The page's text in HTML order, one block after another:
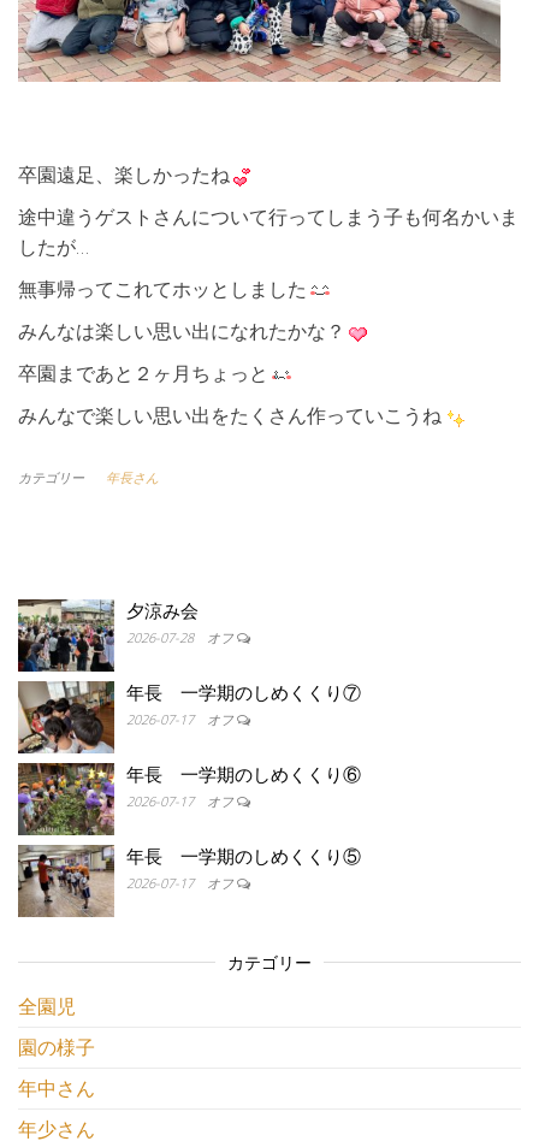
卒園遠足、楽しかったね
途中違うゲストさんについて行ってしまう子も何名かいま
したが…
無事帰ってこれてホッとしました
みんなは楽しい思い出になれたかな？
卒園まであと２ヶ月ちょっと
みんなで楽しい思い出をたくさん作っていこうね
カテゴリー 年長さん
夕涼み会
2026-07-28 オフ
年長 一学期のしめくくり⑦
2026-07-17 オフ
年長 一学期のしめくくり⑥
2026-07-17 オフ
年長 一学期のしめくくり⑤
2026-07-17 オフ
カテゴリー
全園児
園の様子
年中さん
年少さん